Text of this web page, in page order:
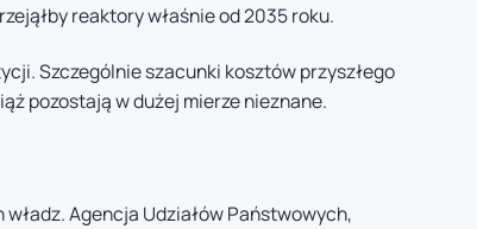
reaktory właśnie od 2035 roku.
Szczególnie szacunki kosztów przyszłego
pozostają w dużej mierze nieznane.
Agencja Udziałów Państwowych,